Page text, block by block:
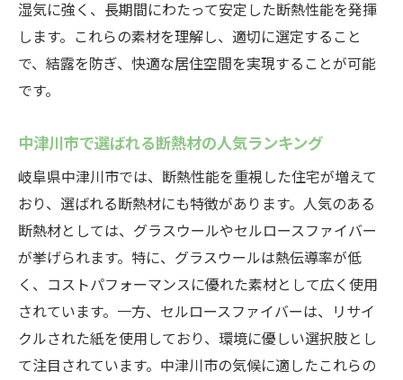
湿気に強く、長期間にわたって安定した断熱性能を発揮
します。これらの素材を理解し、適切に選定すること
で、結露を防ぎ、快適な居住空間を実現することが可能
です。
中津川市で選ばれる断熱材の人気ランキング
岐阜県中津川市では、断熱性能を重視した住宅が増えて
おり、選ばれる断熱材にも特徴があります。人気のある
断熱材としては、グラスウールやセルロースファイバー
が挙げられます。特に、グラスウールは熱伝導率が低
く、コストパフォーマンスに優れた素材として広く使用
されています。一方、セルロースファイバーは、リサイ
クルされた紙を使用しており、環境に優しい選択肢とし
て注目されています。中津川市の気候に適したこれらの